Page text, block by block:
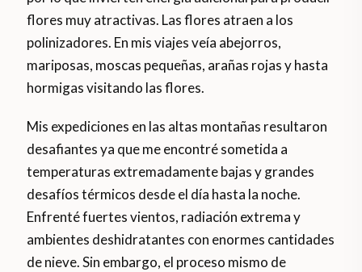
flores muy atractivas. Las flores atraen a los
polinizadores. En mis viajes veía abejorros,
mariposas, moscas pequeñas, arañas rojas y hasta
hormigas visitando las flores.
Mis expediciones en las altas montañas resultaron
desafiantes ya que me encontré sometida a
temperaturas extremadamente bajas y grandes
desafíos térmicos desde el día hasta la noche.
Enfrenté fuertes vientos, radiación extrema y
ambientes deshidratantes con enormes cantidades
de nieve. Sin embargo, el proceso mismo de